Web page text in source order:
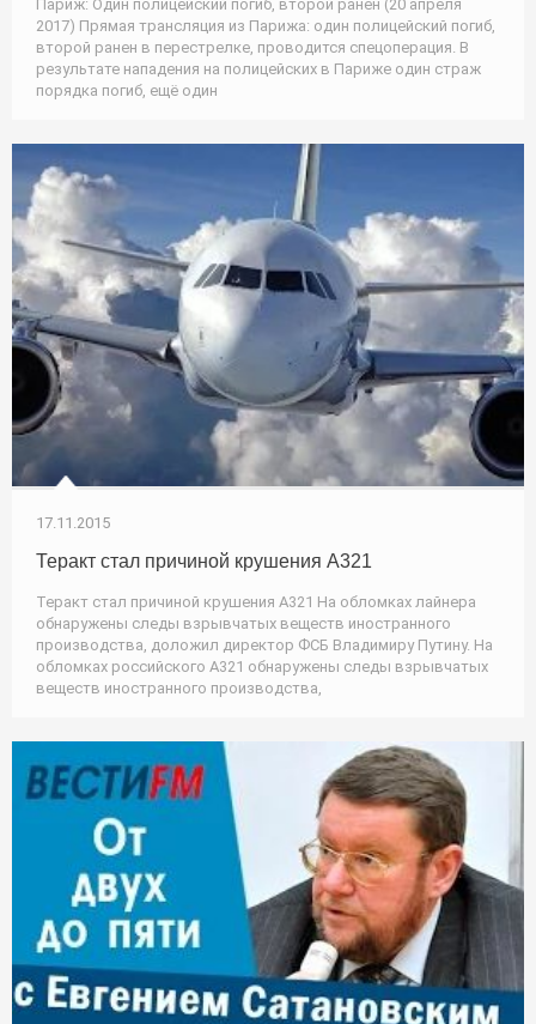
Париж: Один полицейский погиб, второй ранен (20 апреля
2017) Прямая трансляция из Парижа: один полицейский погиб,
второй ранен в перестрелке, проводится спецоперация. В
результате нападения на полицейских в Париже один страж
порядка погиб, ещё один
17.11.2015
Теракт стал причиной крушения А321
Теракт стал причиной крушения А321 На обломках лайнера
обнаружены следы взрывчатых веществ иностранного
производства, доложил директор ФСБ Владимиру Путину. На
обломках российского А321 обнаружены следы взрывчатых
веществ иностранного производства,